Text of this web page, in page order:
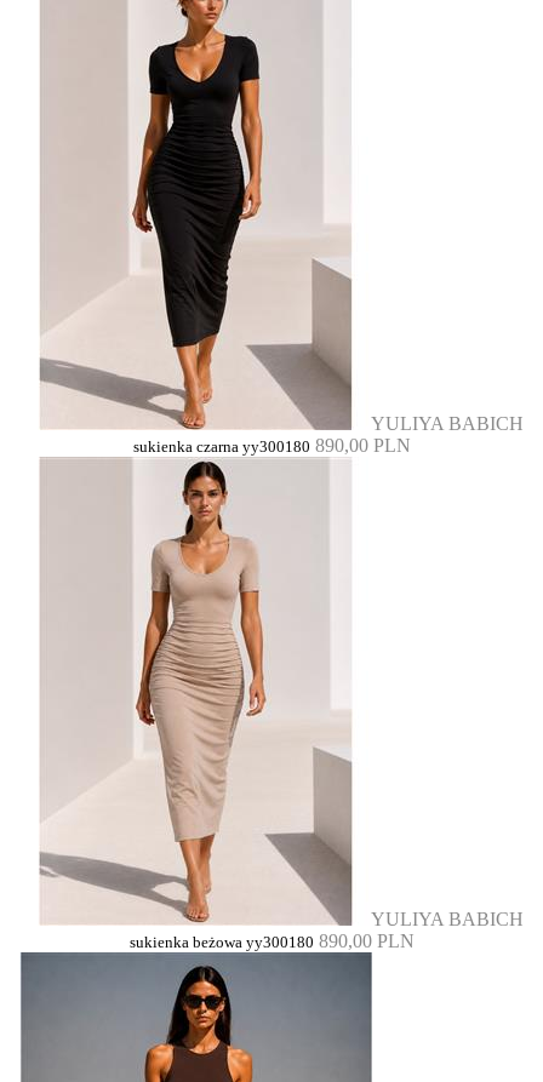
YULIYA BABICH
sukienka czarna yy300180 890,00 PLN
YULIYA BABICH
sukienka beżowa yy300180 890,00 PLN